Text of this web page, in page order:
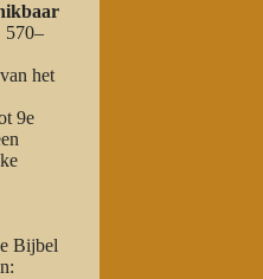
570–
van het
9e
Bijbel